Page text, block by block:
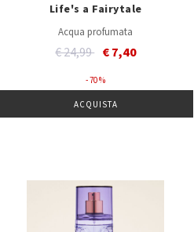
Life's a Fairytale
Acqua profumata
Price reduced from
€ 24,99to€ 7,40
- 70 %
ACQUISTA